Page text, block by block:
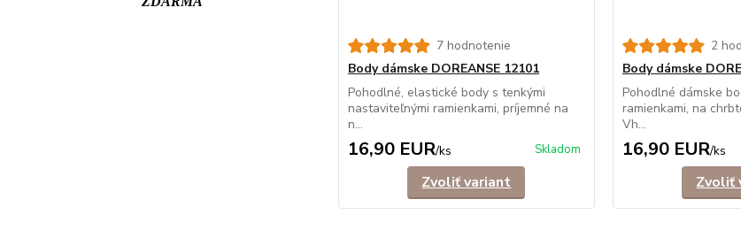
7 hodnotenie
Body dámske DOREANSE 12101
Pohodlné, elastické body s tenkými
nastaviteľnými ramienkami, príjemné na
n...
16,90 EUR/ks Skladom
Zvoliť variant
2
Body dámske
Pohodlné dámske
ramienkami, na
Vh...
16,90 EUR/ks
Zvoliť